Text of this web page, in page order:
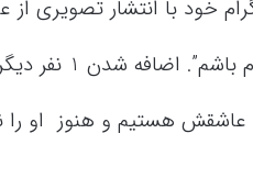
خود با انتشار تصویری
1 نفر دیگر به شهرت … آوریل 2020.
هستیم و هنوز او را